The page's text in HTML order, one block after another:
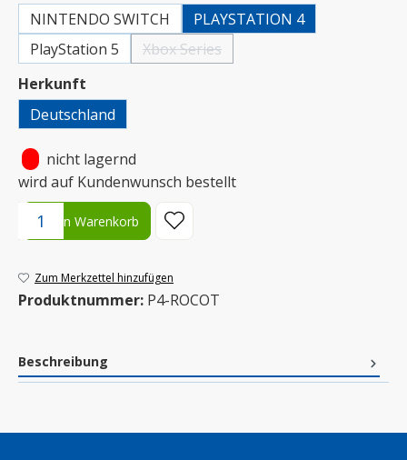
NINTENDO SWITCH
PLAYSTATION 4
PlayStation 5
Xbox Series(Diese Option ist zurzeit nicht verfügbar.)
Herkunft
Deutschland
nicht lagernd
wird auf Kundenwunsch bestellt
Produkt Anzahl: Gib den gewünschten Wert ein oder benutze
In den Warenkorb
Zum Merkzettel hinzufügen
Produktnummer: P4-ROCOT
Beschreibung